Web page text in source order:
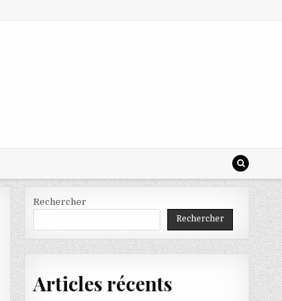
Rechercher
Rechercher
Articles récents